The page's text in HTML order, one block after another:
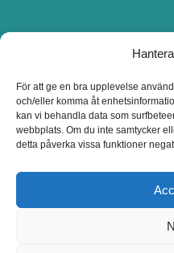
För att ge en bra upplevelse
och/eller komma åt
kan vi behandla data som
webbplats. Om du inte samtycker
detta påverka vissa funktioner
OM